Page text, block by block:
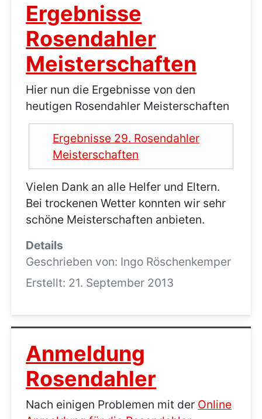
Ergebnisse
Rosendahler
Meisterschaften
Hier nun die Ergebnisse von den
heutigen Rosendahler Meisterschaften
Ergebnisse 29. Rosendahler
Meisterschaften
Vielen Dank an alle Helfer und Eltern.
Bei trockenen Wetter konnten wir sehr
schöne Meisterschaften anbieten.
Details
Geschrieben von: Ingo Röschenkemper
Erstellt: 21. September 2013
Anmeldung
Rosendahler
Nach einigen Problemen mit der Online